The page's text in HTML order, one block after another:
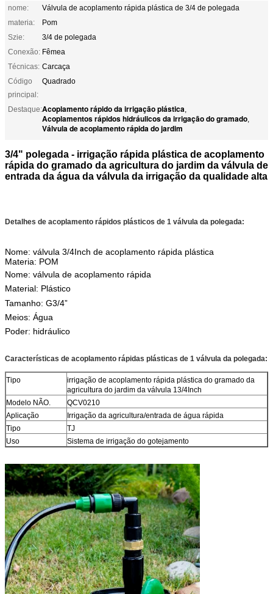
nome:
Válvula de acoplamento rápida plástica de 3/4 de polegada
materia:
Pom
Szie:
3/4 de polegada
Conexão: Fêmea
Técnicas: Carcaça
Código
principal:
Quadrado
Destaque:Acoplamento rápido da irrigação plástica,
Acoplamentos rápidos hidráulicos da irrigação do gramado,
Válvula de acoplamento rápida do jardim
3/4" polegada - irrigação rápida plástica de acoplamento
rápida do gramado da agricultura do jardim da válvula de
entrada da água da válvula da irrigação da qualidade alta
Detalhes de acoplamento rápidos plásticos de 1 válvula da polegada:
Nome: válvula 3/4Inch de acoplamento rápida plástica
Materia: POM
Nome: válvula de acoplamento rápida
Material: Plástico
Tamanho: G3/4”
Meios: Água
Poder: hidráulico
Características de acoplamento rápidas plásticas de 1 válvula da polegada:
Tipo
irrigação de acoplamento rápida plástica do gramado da
agricultura do jardim da válvula 13/4Inch
Modelo NÃO.
QCV0210
Aplicação
Irrigação da agricultura/entrada de água rápida
Tipo
TJ
Uso
Sistema de irrigação do gotejamento